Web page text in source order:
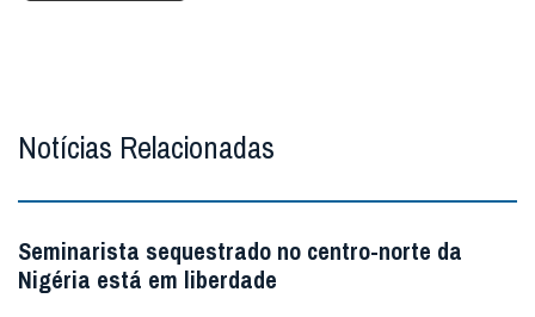
Notícias Relacionadas
Seminarista sequestrado no centro-norte da
Nigéria está em liberdade